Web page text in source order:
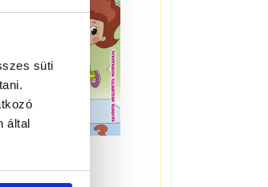
süti
által